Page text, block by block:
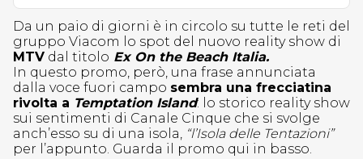
Da un paio di giorni è in circolo su tutte le reti del
gruppo Viacom lo spot del nuovo reality show di
MTV dal titolo Ex On the Beach Italia.
In questo promo, però, una frase annunciata
dalla voce fuori campo sembra una frecciatina
rivolta a Temptation Island: lo storico reality show
sui sentimenti di Canale Cinque che si svolge
anch’esso su di una isola, “l’Isola delle Tentazioni”
per l’appunto. Guarda il promo qui in basso.